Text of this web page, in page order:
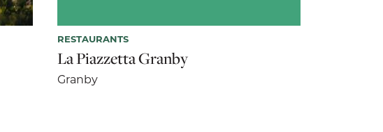
RESTAURANTS
La Piazzetta Granby
Granby